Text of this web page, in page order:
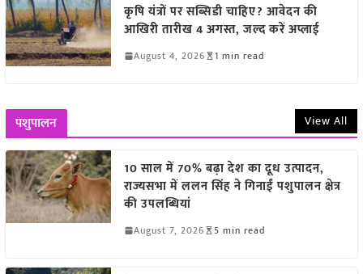
कृषि यंत्रों पर सब्सिडी चाहिए? आवेदन की
आखिरी तारीख 4 अगस्त, जल्द करें अप्लाई
August 4, 2026 1 min read
पशुपालन View All
10 साल में 70% बढ़ा देश का दूध उत्पादन,
राज्यसभा में ललन सिंह ने गिनाईं पशुपालन क्षेत्र
की उपलब्धियां
August 7, 2026 5 min read